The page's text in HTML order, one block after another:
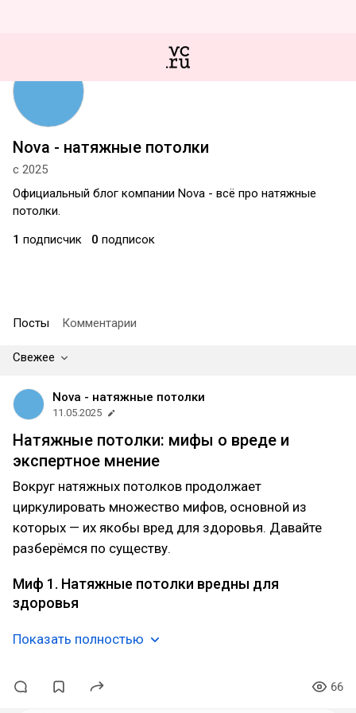
Nova - натяжные потолки
с 2025
Официальный блог компании Nova - всё про натяжные
потолки.
1 подписчик 0 подписок
Посты Комментарии
Свежее
Nova - натяжные потолки
11.05.2025
Натяжные потолки: мифы о вреде и
экспертное мнение
Вокруг натяжных потолков продолжает
циркулировать множество мифов, основной из
которых — их якобы вред для здоровья. Давайте
разберёмся по существу.
Миф 1. Натяжные потолки вредны для
здоровья
Показать полностью
66